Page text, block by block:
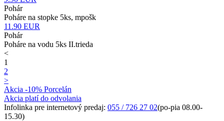
Pohár
Poháre na stopke 5ks, mpošk
11.90 EUR
Pohár
Poháre na vodu 5ks II.trieda
<
1
2
>
Akcia -10% Porcelán
Akcia platí do odvolania
Infolinka pre internetový predaj: 055 / 726 27 02(po-pia 08.00-
15.30)